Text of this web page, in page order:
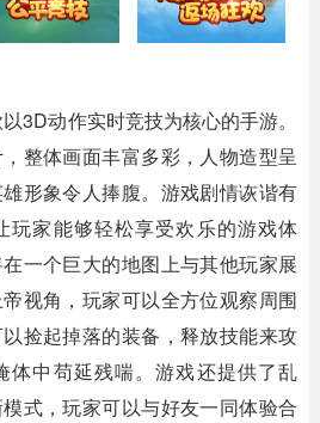
3D动作实时竞技为核心的手游。
整体画面丰富多彩，人物造型呈
形象令人捧腹。游戏剧情诙谐有
玩家能够轻松享受欢乐的游戏体
一个巨大的地图上与其他玩家展
视角，玩家可以全方位观察周围
捡起掉落的装备，释放技能来攻
体中苟延残喘。游戏还提供了乱
式，玩家可以与好友一同体验合